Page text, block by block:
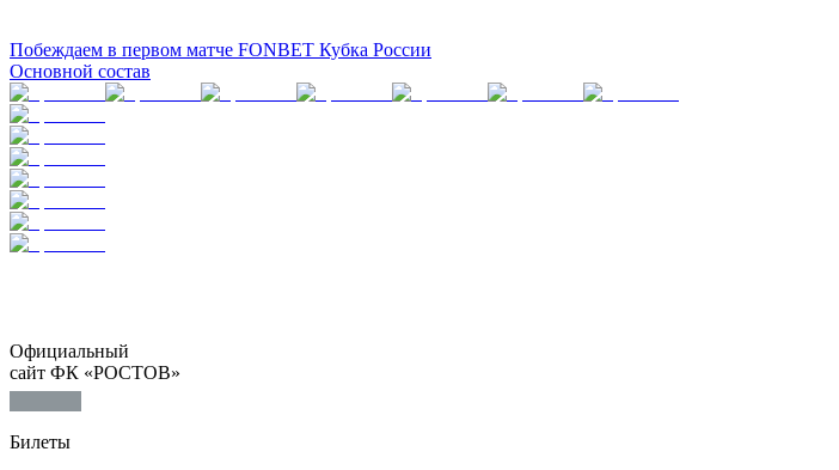
Побеждаем в первом матче FONBET Кубка России
Основной состав
Официальный
сайт ФК «РОСТОВ»
Билеты